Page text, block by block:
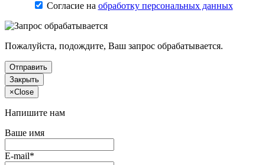
Согласие на обработку персональных данных
Пожалуйста, подождите, Ваш запрос обрабатывается.
Отправить
Закрыть
×Close
Напишите нам
Ваше имя
E-mail*